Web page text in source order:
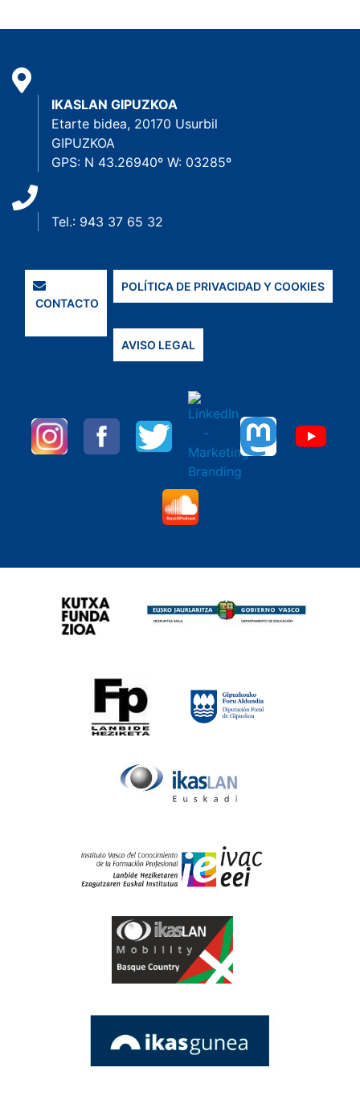
IKASLAN GIPUZKOA
Etarte bidea, 20170 Usurbil
GIPUZKOA
GPS: N 43.26940º W: 03285º
Tel.: 943 37 65 32
CONTACTO
POLÍTICA DE PRIVACIDAD Y COOKIES
AVISO LEGAL